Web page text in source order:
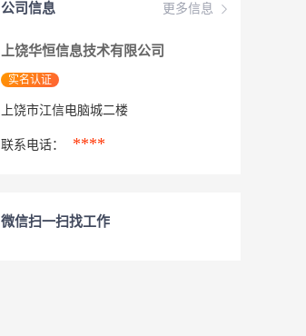
更多信息
公司信息
上饶华恒信息技术有限公司
实名认证
上饶市江信电脑城二楼
联系电话： ****
微信扫一扫找工作